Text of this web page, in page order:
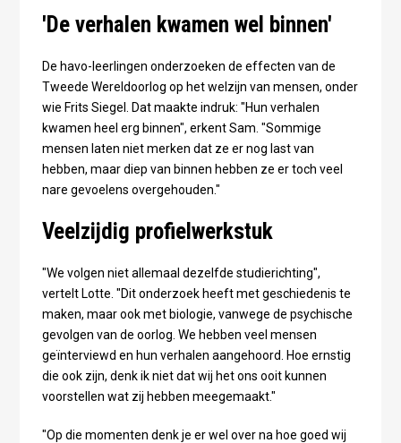
'De verhalen kwamen wel binnen'
De havo-leerlingen onderzoeken de effecten van de
Tweede Wereldoorlog op het welzijn van mensen, onder
wie Frits Siegel. Dat maakte indruk: "Hun verhalen
kwamen heel erg binnen", erkent Sam. "Sommige
mensen laten niet merken dat ze er nog last van
hebben, maar diep van binnen hebben ze er toch veel
nare gevoelens overgehouden."
Veelzijdig profielwerkstuk
"We volgen niet allemaal dezelfde studierichting",
vertelt Lotte. "Dit onderzoek heeft met geschiedenis te
maken, maar ook met biologie, vanwege de psychische
gevolgen van de oorlog. We hebben veel mensen
geïnterviewd en hun verhalen aangehoord. Hoe ernstig
die ook zijn, denk ik niet dat wij het ons ooit kunnen
voorstellen wat zij hebben meegemaakt."
"Op die momenten denk je er wel over na hoe goed wij